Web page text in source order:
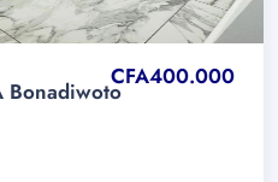
CFA400.000
Bonadiwoto